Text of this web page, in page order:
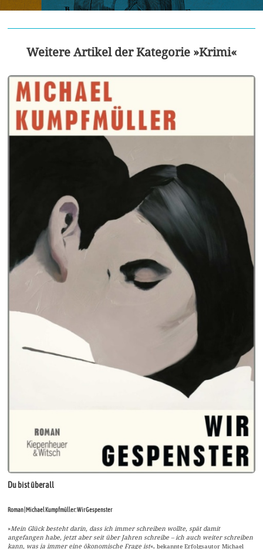
Weitere Artikel der Kategorie »Krimi«
Du bist überall
Roman | Michael Kumpfmüller: Wir Gespenster
»Mein Glück besteht darin, dass ich immer schreiben wollte, spät damit
angefangen habe, jetzt aber seit über Jahren schreibe – ich auch weiter schreiben
kann, was ja immer eine ökonomische Frage ist«, bekannte Erfolgsautor Michael